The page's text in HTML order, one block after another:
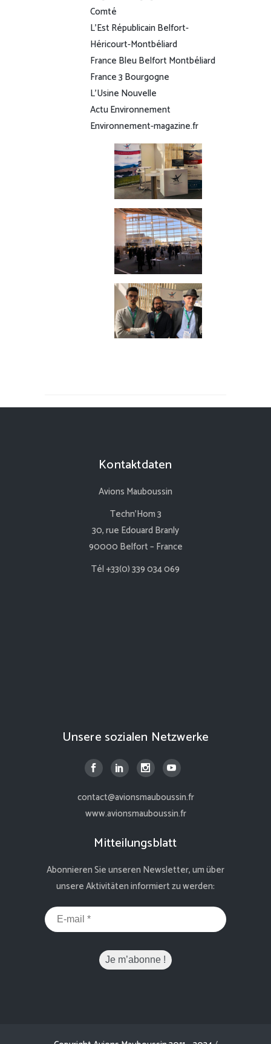
Comté
L’Est Républicain Belfort-
Héricourt-Montbéliard
France Bleu Belfort Montbéliard
France 3 Bourgogne
L’Usine Nouvelle
Actu Environnement
Environnement-magazine.fr
Kontaktdaten
Avions Mauboussin
Techn’Hom 3
30, rue Edouard Branly
90000 Belfort – France
Tél +33(0) 339 034 069
Unsere sozialen Netzwerke
contact@avionsmauboussin.fr
www.avionsmauboussin.fr
Mitteilungsblatt
Abonnieren Sie unseren Newsletter, um über
unsere Aktivitäten informiert zu werden: